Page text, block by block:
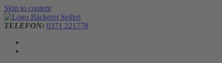
Skip to content
TELEFON: 0371 221778